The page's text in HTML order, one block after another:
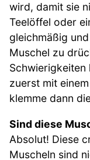
wird, damit sie
Teelöffel oder
gleichmäßig
Muschel zu
Schwierigkeiten
zuerst mit
klemme dann
Sind diese
Absolut! Diese
Muscheln sind